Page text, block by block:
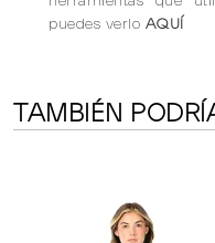
puedes verlo AQUÍ
TAMBIÉN